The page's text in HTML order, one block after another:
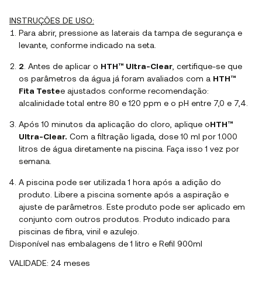
INSTRUÇÕES DE USO:
Para abrir, pressione as laterais da tampa de segurança e
levante, conforme indicado na seta.
2. Antes de aplicar o HTH™ Ultra-Clear, certifique-se que
os parâmetros da água já foram avaliados com a HTH™
Fita Testee ajustados conforme recomendação:
alcalinidade total entre 80 e 120 ppm e o pH entre 7,0 e 7,4.
Após 10 minutos da aplicação do cloro, aplique oHTH™
Ultra-Clear. Com a filtração ligada, dose 10 ml por 1.000
litros de água diretamente na piscina. Faça isso 1 vez por
semana.
A piscina pode ser utilizada 1 hora após a adição do
produto. Libere a piscina somente após a aspiração e
ajuste de parâmetros. Este produto pode ser aplicado em
conjunto com outros produtos. Produto indicado para
piscinas de fibra, vinil e azulejo.
Disponível nas embalagens de 1 litro e Refil 900ml
VALIDADE: 24 meses